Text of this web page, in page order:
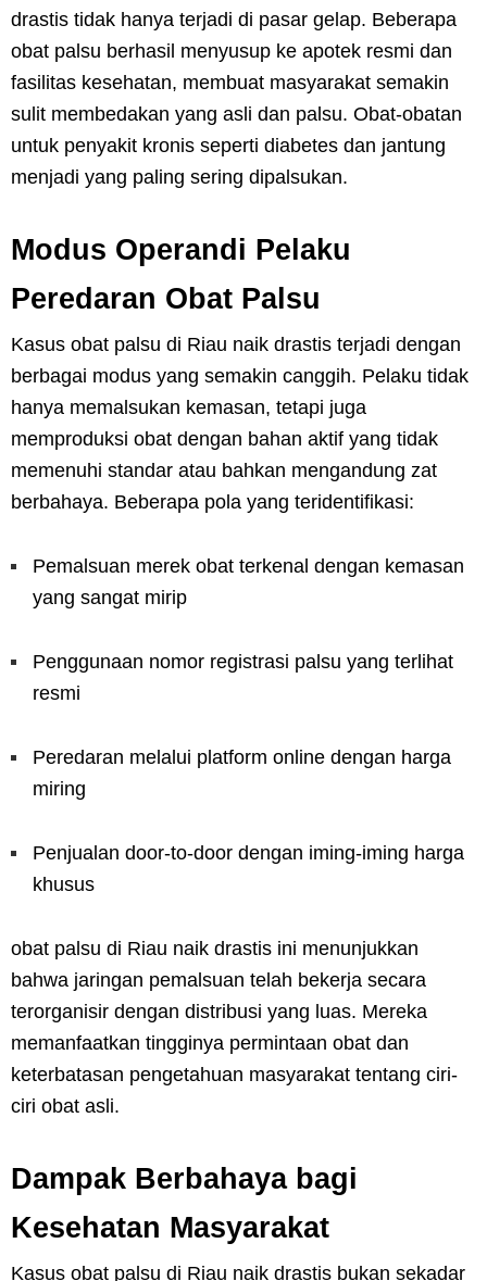
drastis tidak hanya terjadi di pasar gelap. Beberapa
obat palsu berhasil menyusup ke apotek resmi dan
fasilitas kesehatan, membuat masyarakat semakin
sulit membedakan yang asli dan palsu. Obat-obatan
untuk penyakit kronis seperti diabetes dan jantung
menjadi yang paling sering dipalsukan.
Modus Operandi Pelaku
Peredaran Obat Palsu
Kasus obat palsu di Riau naik drastis terjadi dengan
berbagai modus yang semakin canggih. Pelaku tidak
hanya memalsukan kemasan, tetapi juga
memproduksi obat dengan bahan aktif yang tidak
memenuhi standar atau bahkan mengandung zat
berbahaya. Beberapa pola yang teridentifikasi:
Pemalsuan merek obat terkenal dengan kemasan
yang sangat mirip
Penggunaan nomor registrasi palsu yang terlihat
resmi
Peredaran melalui platform online dengan harga
miring
Penjualan door-to-door dengan iming-iming harga
khusus
obat palsu di Riau naik drastis ini menunjukkan
bahwa jaringan pemalsuan telah bekerja secara
terorganisir dengan distribusi yang luas. Mereka
memanfaatkan tingginya permintaan obat dan
keterbatasan pengetahuan masyarakat tentang ciri-
ciri obat asli.
Dampak Berbahaya bagi
Kesehatan Masyarakat
Kasus obat palsu di Riau naik drastis bukan sekadar